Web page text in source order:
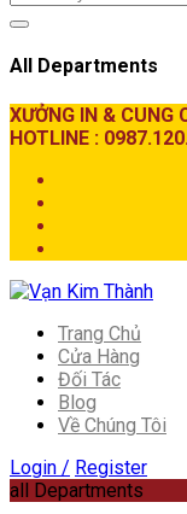
All Departments
XƯỞNG IN & CUNG
HOTLINE :
Trang Chủ
Cửa Hàng
Đối Tác
Blog
Về Chúng Tôi
Login / Register
all Departments